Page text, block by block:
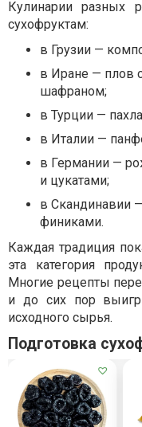
Кулинарии разных
сухофруктам:
в Грузии —
в Иране — плов
шафраном;
в Турции —
в Италии —
в Германии —
и цукатами;
в Скандинавии
финиками.
Каждая традиция
эта категория
Многие рецепты
и до сих пор
исходного сырья.
Подготовка